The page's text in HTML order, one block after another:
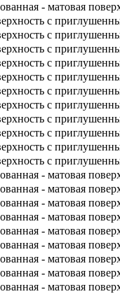
- матовая
с
с
с
с
с
с
с
с
с
с
с
- матовая
- матовая
- матовая
- матовая
- матовая
- матовая
- матовая
- матовая
- матовая